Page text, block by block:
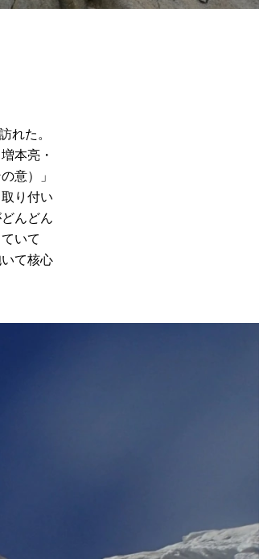
れた。
本亮・
意）」
り付い
んどん
いて
て核心